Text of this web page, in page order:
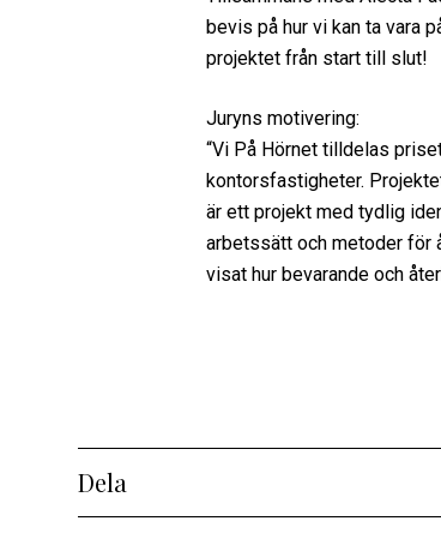
bevis på hur vi kan ta vara
projektet från start till slut!
Juryns motivering:
“Vi På Hörnet tilldelas
kontorsfastigheter.
är ett projekt med tydlig
arbetssätt och metoder för
visat hur bevarande och
Dela